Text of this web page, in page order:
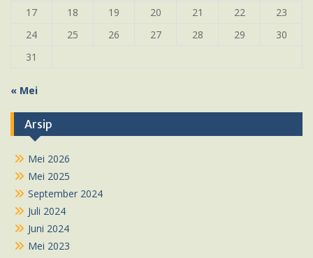
17
18 19 20 21 22
23
24
25 26 27 28 29
30
31
« Mei
Arsip
Mei 2026
Mei 2025
September 2024
Juli 2024
Juni 2024
Mei 2023